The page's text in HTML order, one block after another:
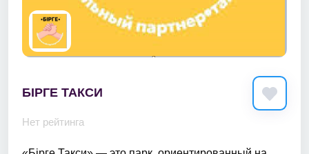
БІРГЕ ТАКСИ
Нет рейтинга